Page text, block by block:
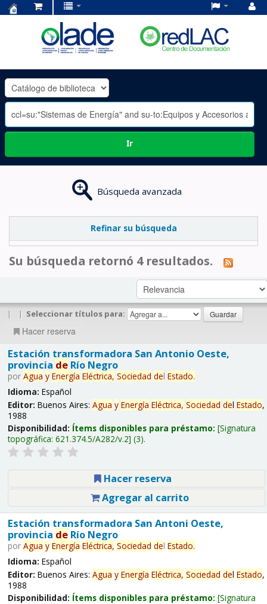
OLADE
-
Ir
Búsqueda avanzada
Refinar su búsqueda
Su búsqueda retornó 4 resultados.
| | Seleccionar títulos para:
Hacer reserva
Estación transformadora San Antonio Oeste,
provincia deRío Negro
por Agua y Energía Eléctrica, Sociedad del Estado.
Idioma: Español
Editor: Buenos Aires: Agua y Energía Eléctrica, Sociedad del Estado,
1988
Disponibilidad: Ítems disponibles para préstamo: Signatura
topográfica: 621.374.5/A282/v.2 (3).
Hacer reserva
Agregar al carrito
Estación transformadora San Antoni Oeste,
provincia deRío Negro
por Agua y Energía Eléctrica, Sociedad del Estado.
Idioma: Español
Editor: Buenos Aires: Agua y Energía Eléctrica, Sociedad del Estado,
1988
Disponibilidad: Ítems disponibles para préstamo: Signatura